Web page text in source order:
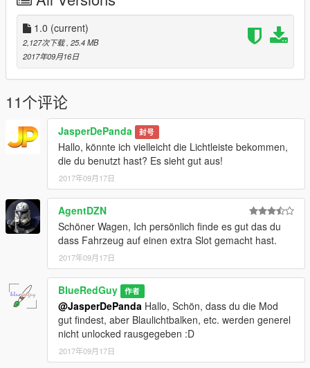
Gültigkeitsdatum: 26.03.2018
§1: Mit dem Download dieses Produktes stimmen sie den
folgenden Nutzungsbedingungen automatisch zu.
§2: Die angebotenen Download-Produkte sind urheberrechtlich
geschützt. Sie erhalten zu jedem erworbenen Download-
Produkt dieses Autors eine einfache Nutzungslizenz, diese wird
unter Vorbehalt vergeben und kann bei Missbrauch des
Produktes oder Verstoß gegen die Nutzungsbedingungen
entzogen werden.
§3: Die einfache Nutzungslizenz umfasst die Erlaubnis, eine
Kopie des Download-Produkts für Ihren
persönlichen Gebrauch auf Ihrem Computer bzw. sonstigem
elektronischen Gerät abzuspeichern und/oder auszudrucken.
Jede weitere Kopie ist Ihnen untersagt. Es ist Ihnen
ausdrücklich verboten, eine Datei oder Teile davon zu
verändern oder zu bearbeiten und in irgendeiner Weise Dritten
privat oder kommerziell zur Verfügung zu stellen ohne §5
beachtet zu haben.
§4: Die Nutzungslizenz unterliegt ausdrücklich den
Einschränkungen für die Verwendung visueller Inhalte und ist
ohne diese nicht nutzbar.
1.0 (current)
2,127次下载 , 25.4 MB
2017年09月16日
11个评论
JasperDePanda 封号
Hallo, könnte ich vielleicht die Lichtleiste bekommen,
die du benutzt hast? Es sieht gut aus!
2017年09月17日
AgentDZN
Schöner Wagen, Ich persönlich finde es gut das du
dass Fahrzeug auf einen extra Slot gemacht hast.
2017年09月17日
BlueRedGuy 作者
@JasperDePanda Hallo, Schön, dass du die Mod
gut findest, aber Blaulichtbalken, etc. werden generel
nicht unlocked rausgegeben :D
2017年09月17日